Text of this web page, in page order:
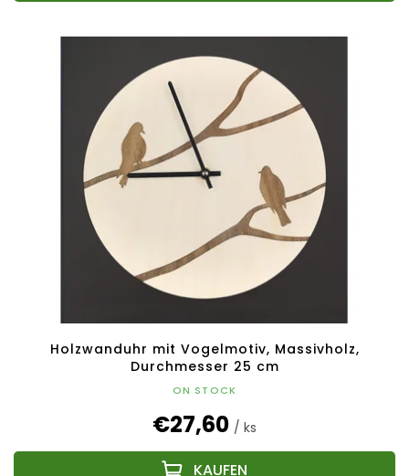
Holzwanduhr mit Vogelmotiv, Massivholz,
Durchmesser 25 cm
ON STOCK
€27,60 / ks